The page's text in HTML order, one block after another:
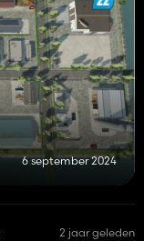
6 september 2024
2 jaar geleden